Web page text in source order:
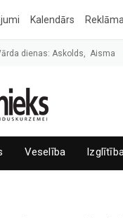
Kalendārs Reklāma
dienas: Askolds, Aisma
Veselība